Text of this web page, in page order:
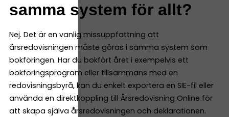
samma system för allt?
Nej. Det är en vanlig missuppfattning att
årsredovisningen måste göras i samma system som
bokföringen. Har du bokfört året i exempelvis ett
bokföringsprogram eller tillsammans med en
redovisningsbyrå, kan du enkelt exportera en SIE-fil eller
använda en direktkoppling till Årsredovisning Online för
att skapa själva årsredovisningen och deklarationen.